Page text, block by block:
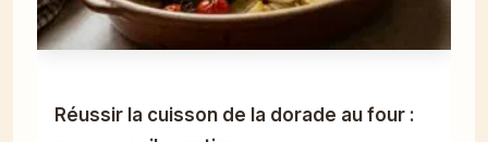
Réussir la cuisson de la dorade au four :